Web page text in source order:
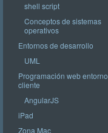
shell script
Conceptos de sistemas
operativos
Entornos de desarrollo
UML
Programación web entorno
cliente
AngularJS
iPad
Zona Mac